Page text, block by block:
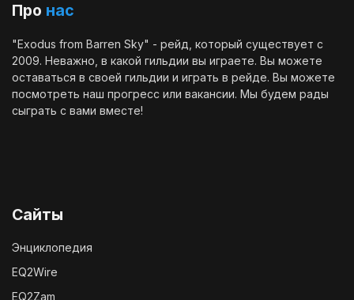
Про нас
"Exodus from Barren Sky" - рейд, который существует с
2009. Неважно, в какой гильдии вы играете. Вы можете
оставаться в своей гильдии и играть в рейде. Вы можете
посмотреть наш прогресс или вакансии. Мы будем рады
сыграть с вами вместе!
Сайты
Энциклопедия
EQ2Wire
EQ2Zam